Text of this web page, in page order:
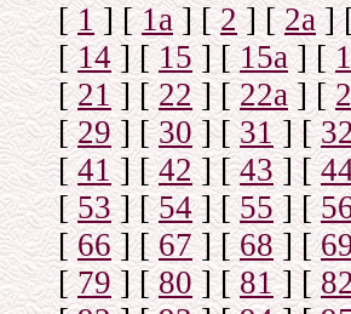
[1] [1а] [2] [2а]
[14] [15] [15a] [
[21] [22] [22a] [
[29] [30] [31] [
[ 41] [42] [43] [
[53] [54] [55] [
[66] [67 ] [68] [
[79] [80] [81] [